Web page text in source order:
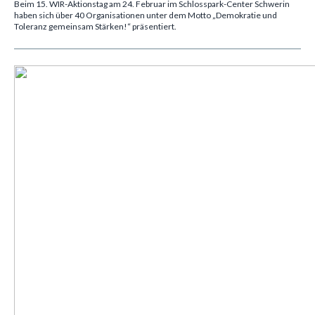
Beim 15. WIR-Aktionstag am 24. Februar im Schlosspark-Center Schwerin
haben sich über 40 Organisationen unter dem Motto „Demokratie und
Toleranz gemeinsam Stärken!“präsentiert.